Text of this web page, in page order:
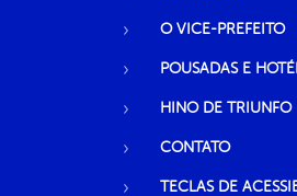
O VICE-PREFEITO
POUSADAS E
HINO DE TRIUNFO
CONTATO
TECLAS DE